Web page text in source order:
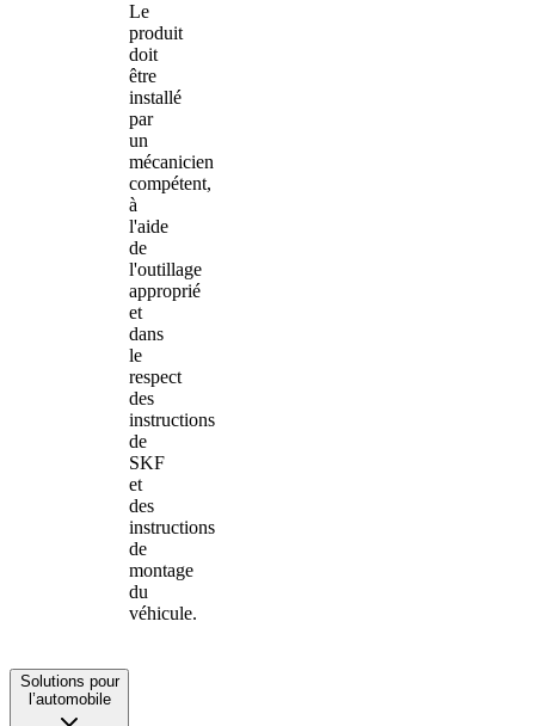
Le
produit
doit
être
installé
par
un
mécanicien
compétent,
à
l'aide
de
l'outillage
approprié
et
dans
le
respect
des
instructions
de
SKF
et
des
instructions
de
montage
du
véhicule.
Solutions pour
l’automobile